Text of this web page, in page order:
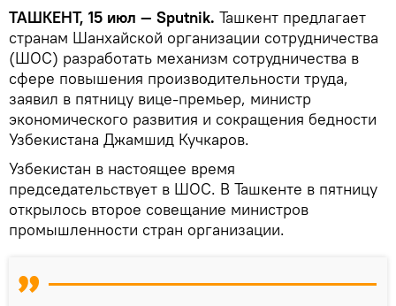
ТАШКЕНТ, 15 июл — Sputnik. Ташкент предлагает
странам Шанхайской организации сотрудничества
(ШОС) разработать механизм сотрудничества в
сфере повышения производительности труда,
заявил в пятницу вице-премьер, министр
экономического развития и сокращения бедности
Узбекистана Джамшид Кучкаров.
Узбекистан в настоящее время
председательствует в ШОС. В Ташкенте в пятницу
открылось второе совещание министров
промышленности стран организации.